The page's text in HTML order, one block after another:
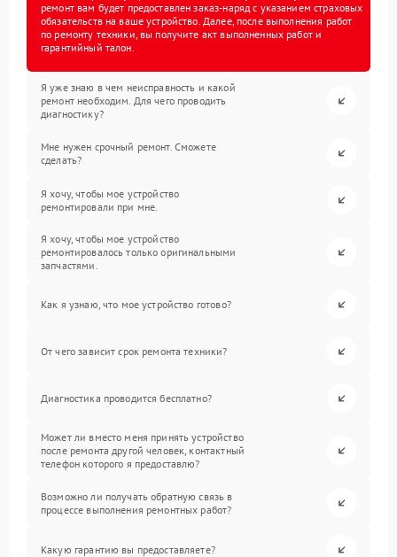
ремонт вам будет предоставлен заказ-наряд с указанием страховых
обязательств на ваше устройство. Далее, после выполнения работ
по ремонту техники, вы получите акт выполненных работ и
гарантийный талон.
Я уже знаю в чем неисправность и какой
ремонт необходим. Для чего проводить
диагностику?
Мне нужен срочный ремонт. Сможете
сделать?
Я хочу, чтобы мое устройство
ремонтировали при мне.
Я хочу, чтобы мое устройство
ремонтировалось только оригинальными
запчастями.
Как я узнаю, что мое устройство готово?
От чего зависит срок ремонта техники?
Диагностика проводится бесплатно?
Может ли вместо меня принять устройство
после ремонта другой человек, контактный
телефон которого я предоставлю?
Возможно ли получать обратную связь в
процессе выполнения ремонтных работ?
Какую гарантию вы предоставляете?